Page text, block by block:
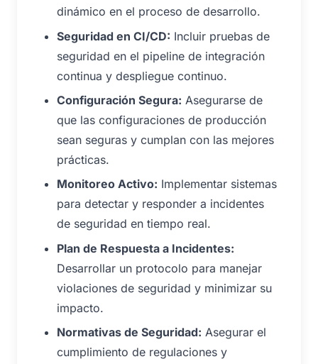
dinámico en el proceso de desarrollo.
Seguridad en CI/CD: Incluir pruebas de
seguridad en el pipeline de integración
continua y despliegue continuo.
Configuración Segura: Asegurarse de
que las configuraciones de producción
sean seguras y cumplan con las mejores
prácticas.
Monitoreo Activo: Implementar sistemas
para detectar y responder a incidentes
de seguridad en tiempo real.
Plan de Respuesta a Incidentes:
Desarrollar un protocolo para manejar
violaciones de seguridad y minimizar su
impacto.
Normativas de Seguridad: Asegurar el
cumplimiento de regulaciones y